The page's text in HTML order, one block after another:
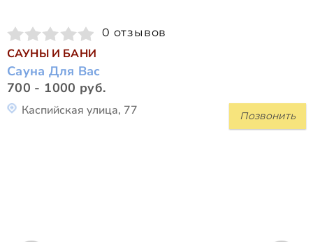
0 отзывов
САУНЫ И БАНИ
Сауна Для Вас
700 - 1000 руб.
Позвонить
Каспийская улица, 77